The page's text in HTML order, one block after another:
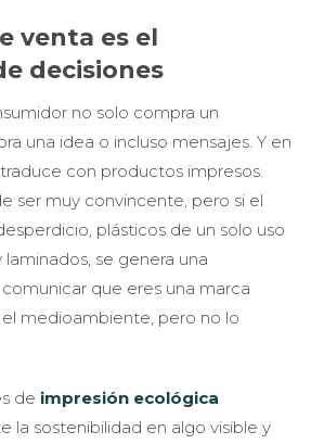
venta es el
decisiones
no solo compra un
una idea o incluso mensajes. Y en
con productos impresos.
ser muy convincente, pero si el
plásticos de un solo uso
se genera una
comunicar que eres una marca
medioambiente, pero no lo
de impresión ecológica
la sostenibilidad en algo visible y